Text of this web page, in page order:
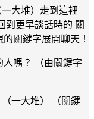
大堆）走到這裡
到更早談話時的 關
關鍵字展開聊天！
嗎？ （由關鍵字
一大堆） （關鍵